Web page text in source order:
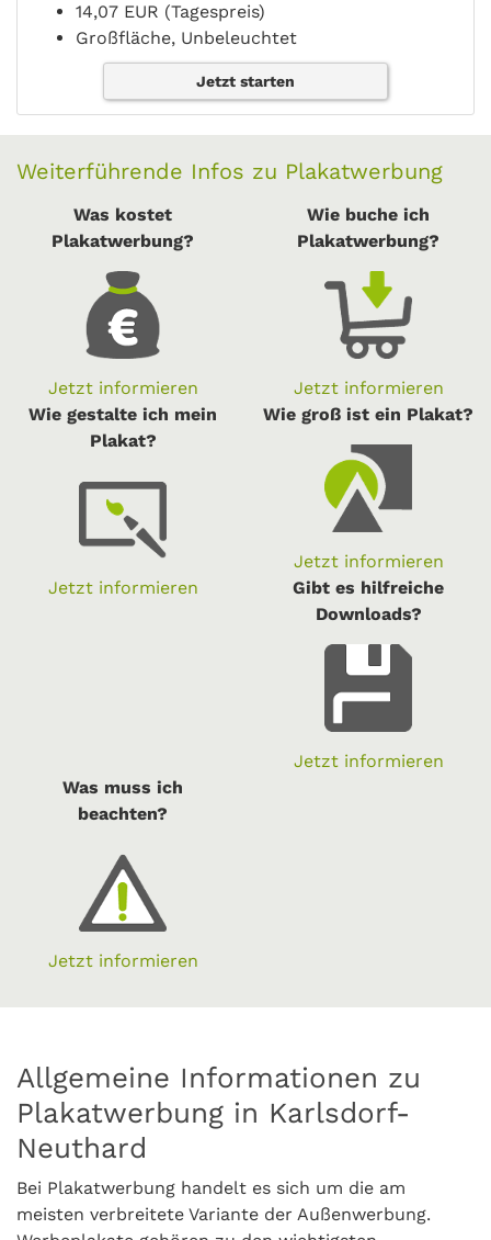
14,07 EUR (Tagespreis)
Großfläche, Unbeleuchtet
Jetzt starten
Weiterführende Infos zu Plakatwerbung
Was kostet
Plakatwerbung?
Jetzt informieren
Wie buche ich
Plakatwerbung?
Jetzt informieren
Wie gestalte ich mein
Plakat?
Jetzt informieren
Wie groß ist ein Plakat?
Jetzt informieren
Gibt es hilfreiche
Downloads?
Jetzt informieren
Was muss ich
beachten?
Jetzt informieren
Allgemeine Informationen zu
Plakatwerbung in Karlsdorf-
Neuthard
Bei Plakatwerbung handelt es sich um die am
meisten verbreitete Variante der Außenwerbung.